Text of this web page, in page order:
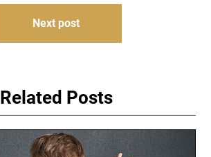
Next post
Related Posts